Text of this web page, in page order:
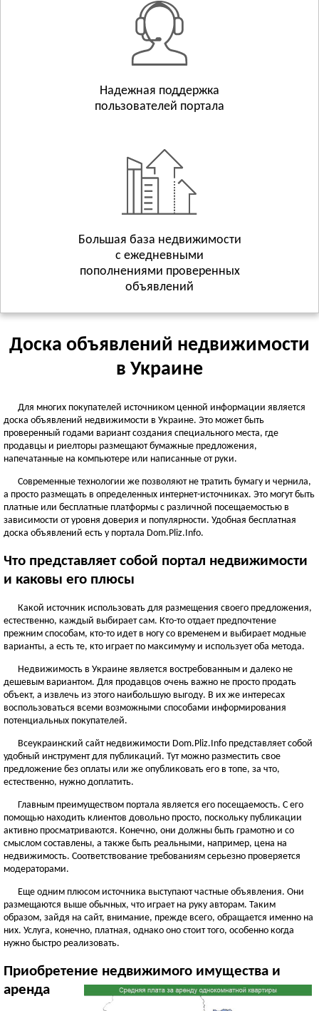
Смотреть всё
ХЕРСОНСКАЯ ОБЛАСТЬ
ХМЕЛЬНИЦКАЯ ОБЛАСТЬ
Смотреть всё
ЧЕРКАССКАЯ ОБЛАСТЬ
ЧЕРНИГОВСКАЯ ОБЛАСТЬ
Бахмач
Смотреть всё
ЧЕРНОВИЦКАЯ ОБЛАСТЬ
Черновцы
Новоднестровск
Вижница
Смотреть всё
Севастополь
Керчь
Смотреть всё
Надежная поддержка
пользователей портала
Большая база недвижимости
с ежедневными
пополнениями проверенных
объявлений
Доска объявлений недвижимости
в Украине
Для многих покупателей источником ценной информации является
доска объявлений недвижимости в Украине. Это может быть
проверенный годами вариант создания специального места, где
продавцы и риелторы размещают бумажные предложения,
напечатанные на компьютере или написанные от руки.
Современные технологии же позволяют не тратить бумагу и чернила,
а просто размещать в определенных интернет-источниках. Это могут быть
платные или бесплатные платформы с различной посещаемостью в
зависимости от уровня доверия и популярности. Удобная бесплатная
доска объявлений есть у портала Dom.Pliz.Info.
Что представляет собой портал недвижимости
и каковы его плюсы
Какой источник использовать для размещения своего предложения,
естественно, каждый выбирает сам. Кто-то отдает предпочтение
прежним способам, кто-то идет в ногу со временем и выбирает модные
варианты, а есть те, кто играет по максимуму и использует оба метода.
Недвижимость в Украине является востребованным и далеко не
дешевым вариантом. Для продавцов очень важно не просто продать
объект, а извлечь из этого наибольшую выгоду. В их же интересах
воспользоваться всеми возможными способами информирования
потенциальных покупателей.
Всеукраинский сайт недвижимости Dom.Pliz.Info представляет собой
удобный инструмент для публикаций. Тут можно разместить свое
предложение без оплаты или же опубликовать его в топе, за что,
естественно, нужно доплатить.
Главным преимуществом портала является его посещаемость. С его
помощью находить клиентов довольно просто, поскольку публикации
активно просматриваются. Конечно, они должны быть грамотно и со
смыслом составлены, а также быть реальными, например, цена на
недвижимость. Соответствование требованиям серьезно проверяется
модераторами.
Еще одним плюсом источника выступают частные объявления. Они
размещаются выше обычных, что играет на руку авторам. Таким
образом, зайдя на сайт, внимание, прежде всего, обращается именно на
них. Услуга, конечно, платная, однако оно стоит того, особенно когда
нужно быстро реализовать.
Приобретение недвижимого имущества и
аренда